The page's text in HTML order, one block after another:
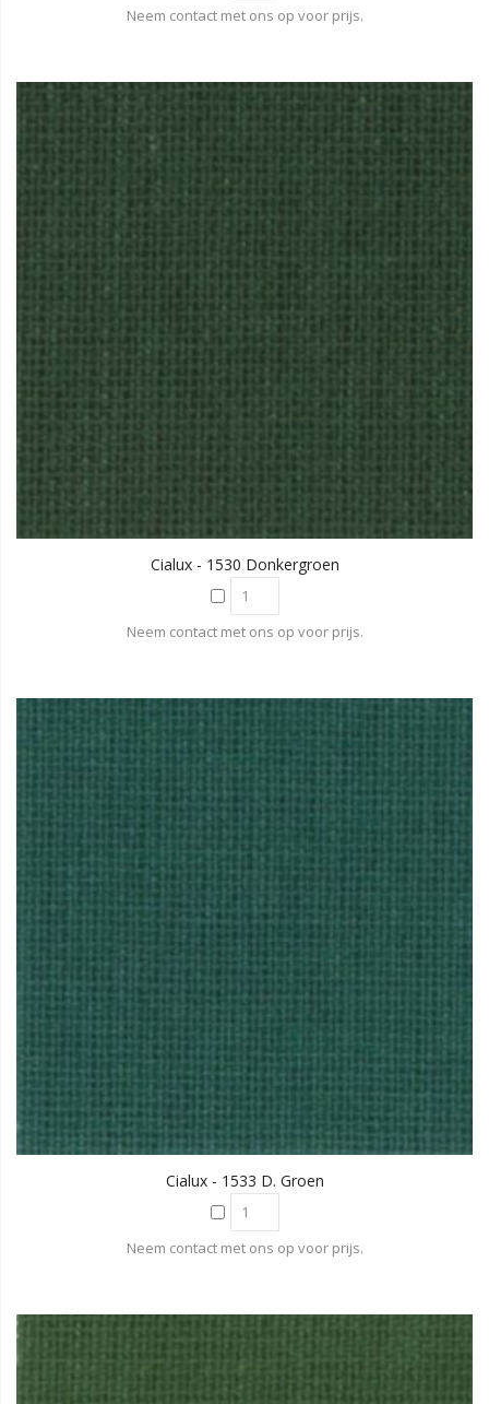
Neem contact met ons op voor prijs.
Cialux - 1530 Donkergroen
Neem contact met ons op voor prijs.
Cialux - 1533 D. Groen
Neem contact met ons op voor prijs.